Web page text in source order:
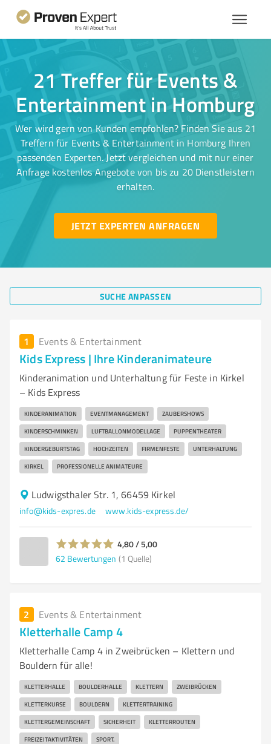
21 Treffer für Events &
Entertainment in Homburg
Wer wird gern von Kunden empfohlen? Finden Sie aus 21
Treffern für Events & Entertainment in Homburg Ihren
passenden Experten. Jetzt vergleichen und mit nur einer
Anfrage kostenlos Angebote von bis zu 20 Dienstleistern
erhalten.
JETZT EXPERTEN ANFRAGEN
SUCHE ANPASSEN
1 Events & Entertainment
Kids Express | Ihre Kinderanimateure
Kinderanimation und Unterhaltung für Feste in Kirkel
– Kids Express
KINDERANIMATION EVENTMANAGEMENT ZAUBERSHOWS
KINDERSCHMINKEN LUFTBALLONMODELLAGE PUPPENTHEATER
KINDERGEBURTSTAG HOCHZEITEN FIRMENFESTE UNTERHALTUNG
KIRKEL PROFESSIONELLE ANIMATEURE
Ludwigsthaler Str. 1, 66459 Kirkel
info@kids-expres.de www.kids-express.de/
4,80 / 5,00
62 Bewertungen (1 Quelle)
2 Events & Entertainment
Kletterhalle Camp 4
Kletterhalle Camp 4 in Zweibrücken – Klettern und
Bouldern für alle!
KLETTERHALLE BOULDERHALLE KLETTERN ZWEIBRÜCKEN
KLETTERKURSE BOULDERN KLETTERTRAINING
KLETTERGEMEINSCHAFT SICHERHEIT KLETTERROUTEN
FREIZEITAKTIVITÄTEN SPORT.